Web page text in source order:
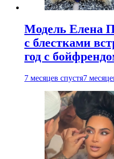
Модель Елена
с блестками
год с
7 месяцев спустя7